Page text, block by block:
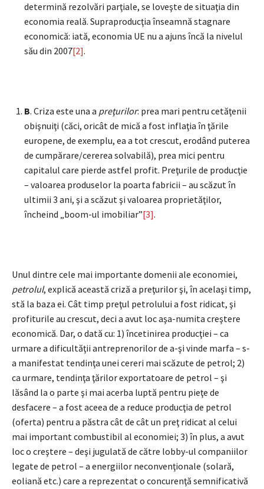
determină rezolvări parţiale, se loveşte de situaţia din
economia reală. Supraproducţia înseamnă stagnare
economică: iată, economia UE nu a ajuns încă la nivelul
său din 2007[2].
B. Criza este una a preţurilor: prea mari pentru cetăţenii
obişnuiţi (căci, oricât de mică a fost inflaţia în ţările
europene, de exemplu, ea a tot crescut, erodând puterea
de cumpărare/cererea solvabilă), prea mici pentru
capitalul care pierde astfel profit. Preţurile de producţie
– valoarea produselor la poarta fabricii – au scăzut în
ultimii 3 ani, şi a scăzut şi valoarea proprietăţilor,
încheind „boom-ul imobiliar”[3].
Unul dintre cele mai importante domenii ale economiei,
petrolul, explică această criză a preţurilor şi, în acelaşi timp,
stă la baza ei. Cât timp preţul petrolului a fost ridicat, şi
profiturile au crescut, deci a avut loc aşa-numita creştere
economică. Dar, o dată cu: 1) încetinirea producţiei – ca
urmare a dificultăţii antreprenorilor de a-şi vinde marfa – s-
a manifestat tendinţa unei cereri mai scăzute de petrol; 2)
ca urmare, tendinţa ţărilor exportatoare de petrol – şi
lăsând la o parte şi mai acerba luptă pentru pieţe de
desfacere – a fost aceea de a reduce producţia de petrol
(oferta) pentru a păstra cât de cât un preţ ridicat al celui
mai important combustibil al economiei; 3) în plus, a avut
loc o creştere – deşi jugulată de către lobby-ul companiilor
legate de petrol – a energiilor neconvenţionale (solară,
eoliană etc.) care a reprezentat o concurenţă semnificativă